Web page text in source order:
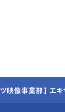
ツ映像事業部】 エ